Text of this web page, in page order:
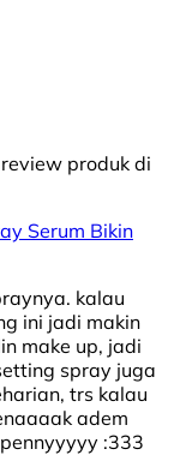
produk di
Serum Bikin
kalau
ini jadi makin
make up, jadi
spray juga
trs kalau
adem
:333